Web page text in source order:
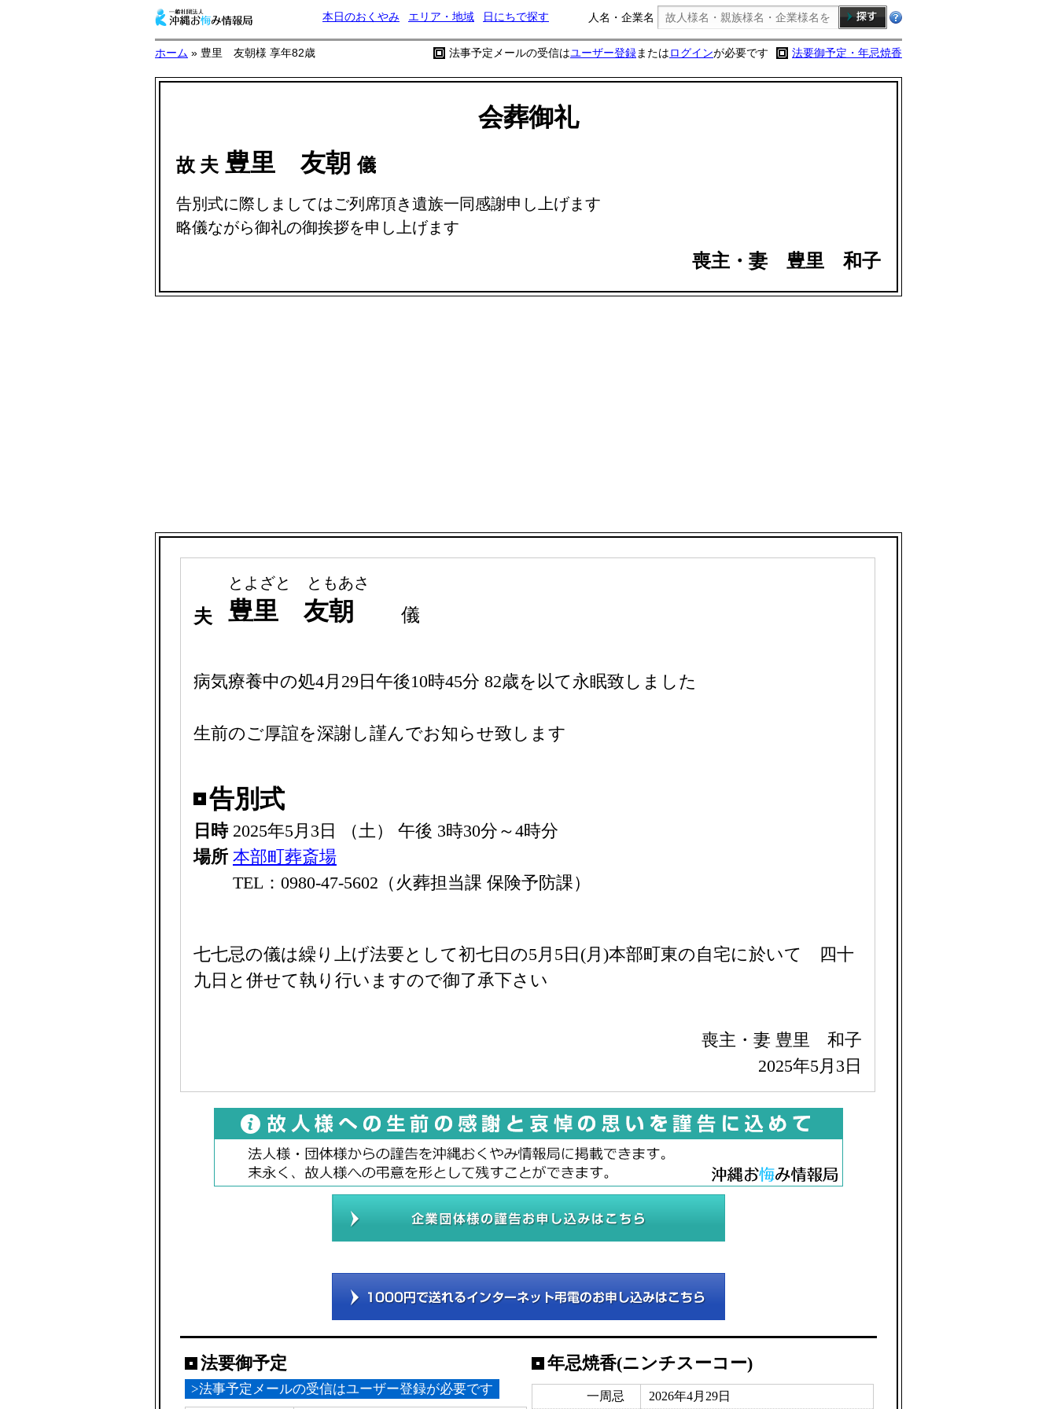
本日のおくやみ エリア・地域 日にちで探す 人名・企業名
ホーム » 豊里 友朝様 享年82歳 法要御予定・年忌焼香
法事予定メールの受信はユーザー登録またはログインが必要です
会葬御礼
故 夫 豊里 友朝儀
告別式に際しましてはご列席頂き遺族一同感謝申し上げます
略儀ながら御礼の御挨拶を申し上げます
喪主・妻 豊里 和子
とよざと ともあさ
夫 豊里 友朝 儀
病気療養中の処4月29日午後10時45分 82歳を以て永眠致しました
生前のご厚誼を深謝し謹んでお知らせ致します
告別式
日時 2025年5月3日 （土） 午後 3時30分～4時分
場所 本部町葬斎場
TEL：0980-47-5602（火葬担当課 保険予防課）
七七忌の儀は繰り上げ法要として初七日の5月5日(月)本部町東の自宅に於いて 四十
九日と併せて執り行いますので御了承下さい
喪主・妻 豊里 和子
2025年5月3日
法要御予定
>法事予定メールの受信はユーザー登録が必要です
年忌焼香(ニンチスーコー)
一周忌 2026年4月29日